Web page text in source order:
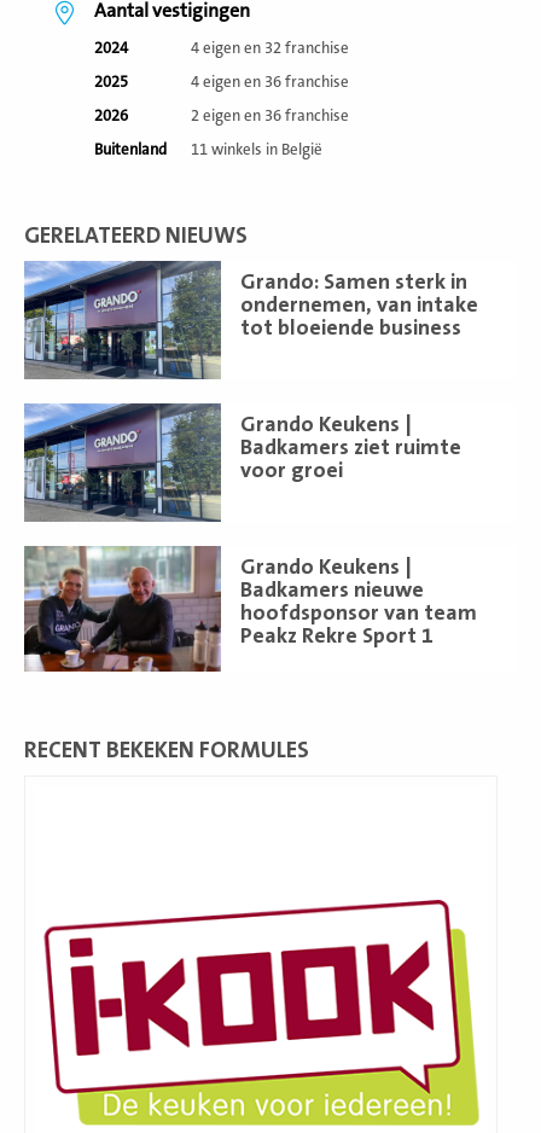
Aantal vestigingen
2024
4 eigen en 32 franchise
2025
4 eigen en 36 franchise
2026
2 eigen en 36 franchise
Buitenland
11 winkels in België
GERELATEERD NIEUWS
Grando: Samen sterk in
ondernemen, van intake
tot bloeiende business
Lees
meer
Grando Keukens |
Badkamers ziet ruimte
voor groei
Lees
meer
Grando Keukens |
Badkamers nieuwe
hoofdsponsor van team
Peakz Rekre Sport 1
Lees
meer
RECENT BEKEKEN FORMULES